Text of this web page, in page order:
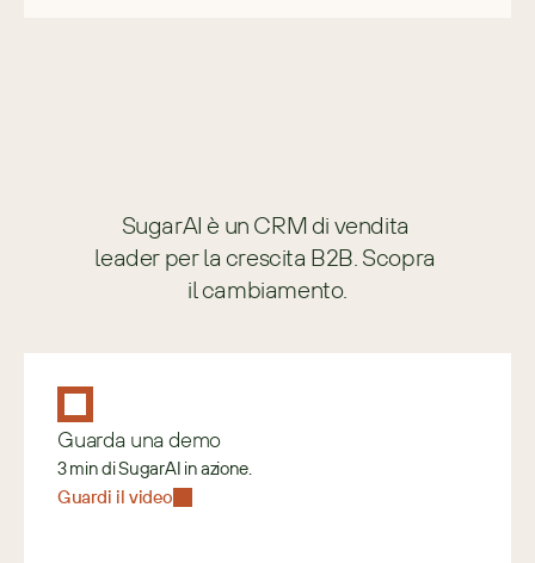
SugarAI è un CRM di vendita
leader per la crescita B2B. Scopra
il cambiamento.
Guarda una demo
3 min di SugarAI in azione.
Guardi il video